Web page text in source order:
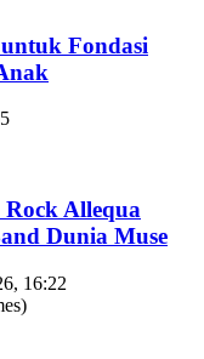
Fondasi
Allequa
Dunia Muse
16:22